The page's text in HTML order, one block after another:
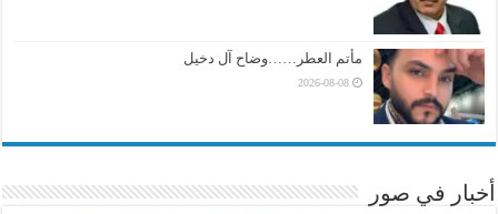
مأتم العطر……وضاح آل دخيل
2026-08-08
أخبار في صور